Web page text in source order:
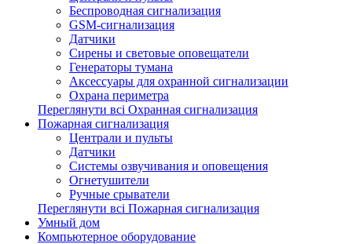
Беспроводная сигнализация
GSM-сигнализация
Датчики
Сирены и световые оповещатели
Генераторы тумана
Аксессуары для охранной сигнализации
Охрана периметра
Переглянути всі Охранная сигнализация
Пожарная сигнализация
Централи и пульты
Датчики
Системы озвучивания и оповещения
Огнетушители
Ручные срыватели
Переглянути всі Пожарная сигнализация
Умный дом
Компьютерное оборудование